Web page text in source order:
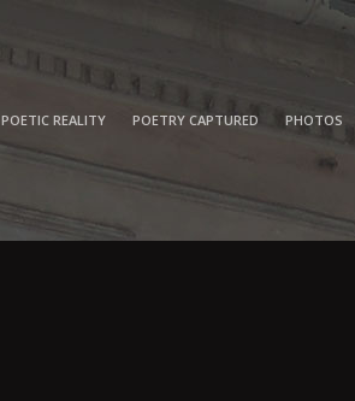
POETIC REALITY POETRY CAPTURED PHOTOS